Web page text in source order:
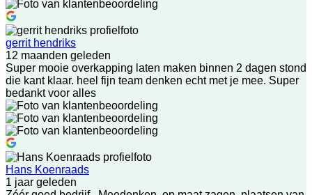
gerrit hendriks
12 maanden geleden
Super mooie overkapping laten maken binnen 2 dagen stond
die kant klaar. heel fijn team denken echt met je mee. Super
bedankt voor alles
Hans Koenraads
1 jaar geleden